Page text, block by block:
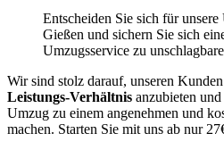
Entscheiden Sie sich für
Gießen und sichern Sie sich
Umzugsservice zu
Wir sind stolz darauf, unseren
Leistungs-Verhältnis anzubieten
Umzug zu einem angenehmen und
machen. Starten Sie mit uns ab nur